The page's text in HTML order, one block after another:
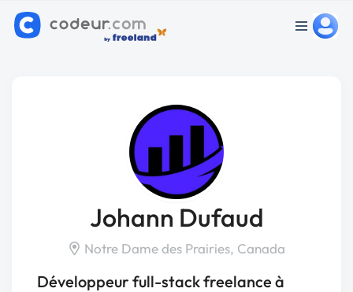
Johann Dufaud
Notre Dame des Prairies, Canada
Développeur full-stack freelance à